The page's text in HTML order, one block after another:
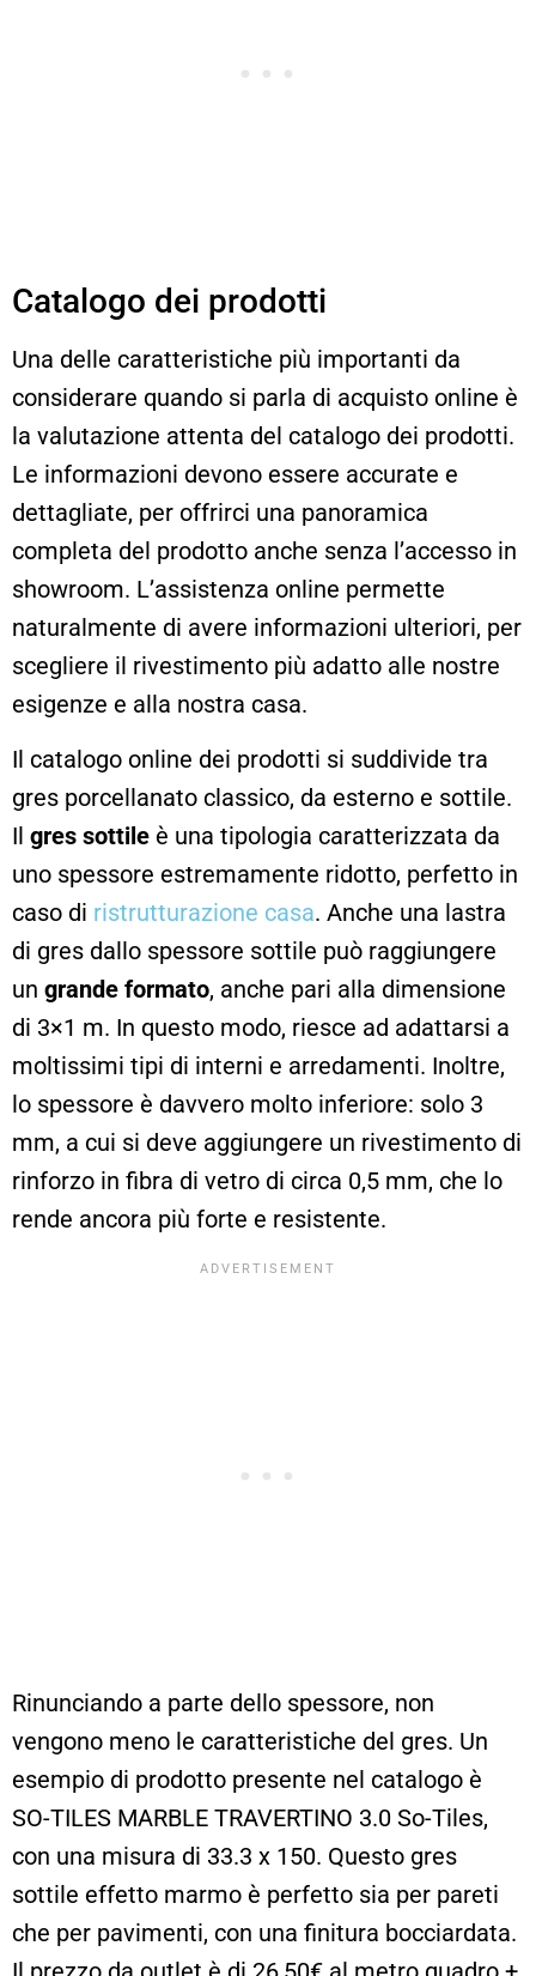
Catalogo dei prodotti
Una delle caratteristiche più importanti da
considerare quando si parla di acquisto online è
la valutazione attenta del catalogo dei prodotti.
Le informazioni devono essere accurate e
dettagliate, per offrirci una panoramica
completa del prodotto anche senza l’accesso in
showroom. L’assistenza online permette
naturalmente di avere informazioni ulteriori, per
scegliere il rivestimento più adatto alle nostre
esigenze e alla nostra casa.
Il catalogo online dei prodotti si suddivide tra
gres porcellanato classico, da esterno e sottile.
Il gres sottile è una tipologia caratterizzata da
uno spessore estremamente ridotto, perfetto in
caso di ristrutturazione casa. Anche una lastra
di gres dallo spessore sottile può raggiungere
un grande formato, anche pari alla dimensione
di 3×1 m. In questo modo, riesce ad adattarsi a
moltissimi tipi di interni e arredamenti. Inoltre,
lo spessore è davvero molto inferiore: solo 3
mm, a cui si deve aggiungere un rivestimento di
rinforzo in fibra di vetro di circa 0,5 mm, che lo
rende ancora più forte e resistente.
Rinunciando a parte dello spessore, non
vengono meno le caratteristiche del gres. Un
esempio di prodotto presente nel catalogo è
SO-TILES MARBLE TRAVERTINO 3.0 So-Tiles,
con una misura di 33.3 x 150. Questo gres
sottile effetto marmo è perfetto sia per pareti
che per pavimenti, con una finitura bocciardata.